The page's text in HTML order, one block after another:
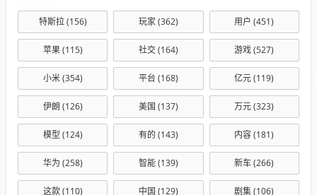
特斯拉(156) 玩家(362) 用户 (451)
苹果(115) 社交(164) 游戏(527)
小米(354) 平台 (168) 亿元(119)
伊朗 (126) 美国 (137) 万元(323)
模型 (124) 有的 (143) 内容(181)
华为 (258) 智能(139) 新车(266)
这款(110) 中国 (129) 剧集(106)